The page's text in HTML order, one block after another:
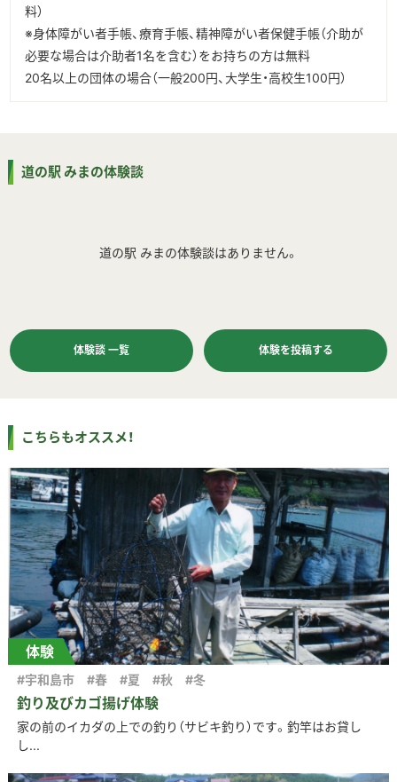
料）
※身体障がい者手帳、療育手帳、精神障がい者保健手帳（介助が
必要な場合は介助者1名を含む）をお持ちの方は無料
20名以上の団体の場合（一般200円、大学生・高校生100円）
道の駅 みまの体験談
道の駅 みまの体験談はありません。
体験談 一覧 体験を投稿する
こちらもオススメ！
体験
釣り及びカゴ揚げ体験
#宇和島市 #春 #夏 #秋 #冬
家の前のイカダの上での釣り（サビキ釣り）です。釣竿はお貸し
し...